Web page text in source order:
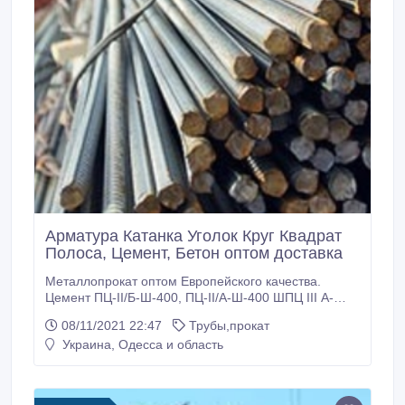
Арматура Катанка Уголок Круг Квадрат
Полоса, Цемент, Бетон оптом доставка
Металлопрокат оптом Европейского качества.
Цемент ПЦ-II/Б-Ш-400, ПЦ-II/А-Ш-400 ШПЦ III А-
«ХайдельбергЦемент Украина» Навальный,
тарированный мешки 25, кг заводская "полетная" и
8, 10, 12, 14, 16, 18, 20, 22-30 , Уголок 25х3, 25х4,
08/11/2021 22:47
Трубы,прокат
Украина, Одесса и область